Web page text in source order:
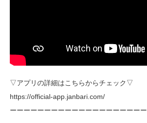
▽アプリの詳細はこちらからチェック▽
https://official-app.janbari.com/
ーーーーーーーーーーーーーーーーーーー